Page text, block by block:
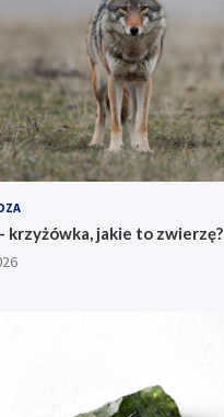
krzyżówka, jakie to zwierzę?